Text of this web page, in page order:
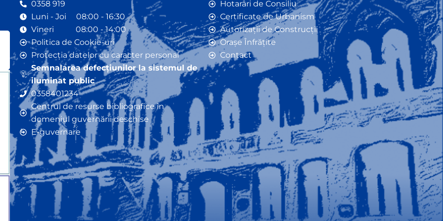
0358 919
Luni - Joi 08:00 - 16:30
Vineri 08:00 - 14:00
Politica de Cookie-uri
Protecția datelor cu caracter personal
Semnalarea defecțiunilor la sistemul de
iluminat public
0358401234
Centrul de resurse bibliografice în
domeniul guvernării deschise
E-guvernare
Hotarâri de Consiliu
Certificate de Urbanism
Autorizații de Construcții
Orașe Înfrățite
Contact